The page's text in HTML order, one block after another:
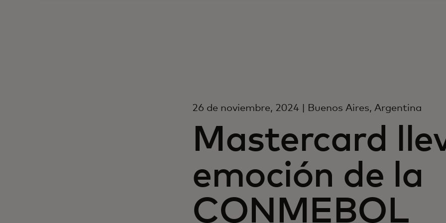
26 de noviembre, 2024 | Buenos Aires, Argentina
Mastercard
emoción de la
CONMEBOL